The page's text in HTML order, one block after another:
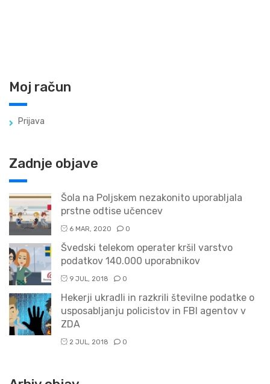
Moj račun
Prijava
Zadnje objave
Šola na Poljskem nezakonito uporabljala
prstne odtise učencev
6 MAR, 2020 0
Švedski telekom operater kršil varstvo
podatkov 140.000 uporabnikov
9 JUL, 2018 0
Hekerji ukradli in razkrili številne podatke o
usposabljanju policistov in FBI agentov v
ZDA
2 JUL, 2018 0